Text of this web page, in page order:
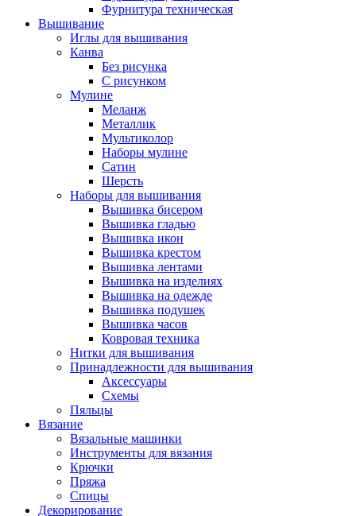
Фурнитура техническая
Вышивание
Иглы для вышивания
Канва
Без рисунка
С рисунком
Мулине
Меланж
Металлик
Мультиколор
Наборы мулине
Сатин
Шерсть
Наборы для вышивания
Вышивка бисером
Вышивка гладью
Вышивка икон
Вышивка крестом
Вышивка лентами
Вышивка на изделиях
Вышивка на одежде
Вышивка подушек
Вышивка часов
Ковровая техника
Нитки для вышивания
Принадлежности для вышивания
Аксессуары
Схемы
Пяльцы
Вязание
Вязальные машинки
Инструменты для вязания
Крючки
Пряжа
Спицы
Декорирование